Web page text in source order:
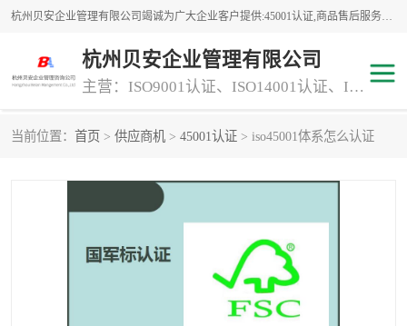
杭州贝安企业管理有限公司竭诚为广大企业客户提供:45001认证,商品售后服务认证,CE认证,知识产权体系认证,iso体系认证等服务,公司提供一条认证服务,方便快捷.
杭州贝安企业管理有限公司
主营：ISO9001认证、ISO14001认证、ISO认证、ISO22000认证、ISO/TS16949认证,FSC森林认证
当前位置： 首页 > 供应商机 > 45001认证 > iso45001体系怎么认证
专业资质评价证书(1)
ISO14000 45001认证
知识产权体系认证